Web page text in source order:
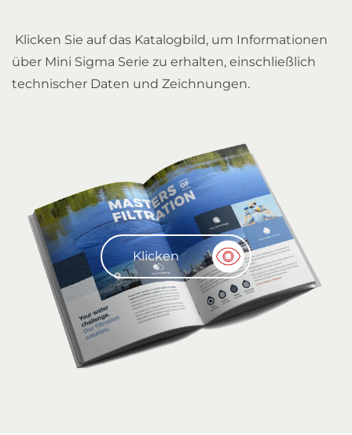
Klicken Sie auf das Katalogbild, um Informationen
über Mini Sigma Serie zu erhalten, einschließlich
technischer Daten und Zeichnungen.
Klicken